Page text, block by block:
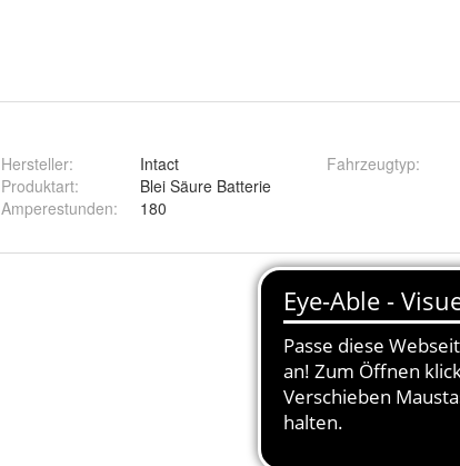
Hersteller:
Intact
Produktart:
Blei Säure Batterie
Amperestunden: 180
Fahrzeugtyp: